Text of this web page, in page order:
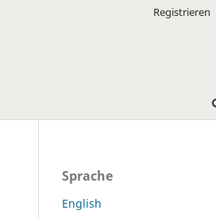
Registrieren
Sprache
English